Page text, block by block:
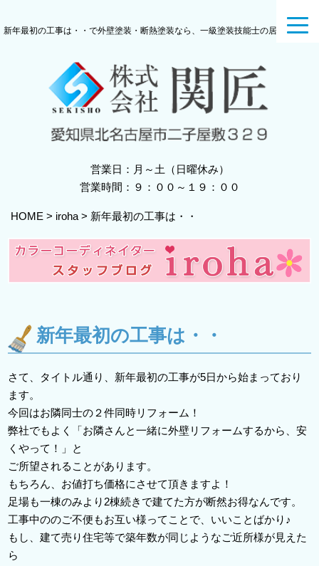
新年最初の工事は・・で外壁塗装・断熱塗装なら、一級塗装技能士の居る関匠へ
営業日：月～土（日曜休み）
営業時間：９：００～１９：００
HOME > iroha > 新年最初の工事は・・
新年最初の工事は・・
さて、タイトル通り、新年最初の工事が5日から始まっており
ます。
今回はお隣同士の２件同時リフォーム！
弊社でもよく「お隣さんと一緒に外壁リフォームするから、安
くやって！」と
ご所望されることがあります。
もちろん、お値打ち価格にさせて頂きますよ！
足場も一棟のみより2棟続きで建てた方が断然お得なんです。
工事中ののご不便もお互い様ってことで、いいことばかり♪
もし、建て売り住宅等で築年数が同じようなご近所様が見えた
ら